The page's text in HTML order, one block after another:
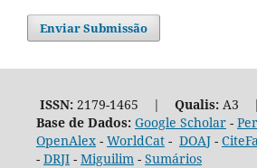
Enviar Submissão
ISSN:2179-1465 | Qualis:A3
Base de Dados: Google Scholar-
OpenAlex- WorldCat- DOAJ-
- DRJI- Miguilim- Sumários